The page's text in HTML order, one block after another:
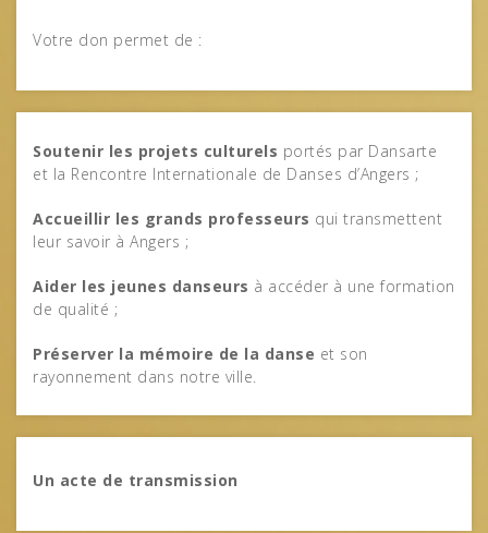
Votre don permet de :
Soutenir les projets culturels portés par Dansarte
et la Rencontre Internationale de Danses d’Angers ;
Accueillir les grands professeurs qui transmettent
leur savoir à Angers ;
Aider les jeunes danseurs à accéder à une formation
de qualité ;
Préserver la mémoire de la danse et son
rayonnement dans notre ville.
Un acte de transmission